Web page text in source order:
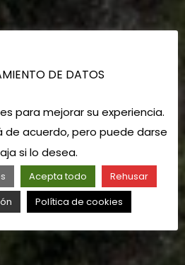
DE DATOS
para mejorar su experiencia.
de acuerdo, pero puede darse
si lo desea.
Acepta todo
Rehusar
Política de cookies